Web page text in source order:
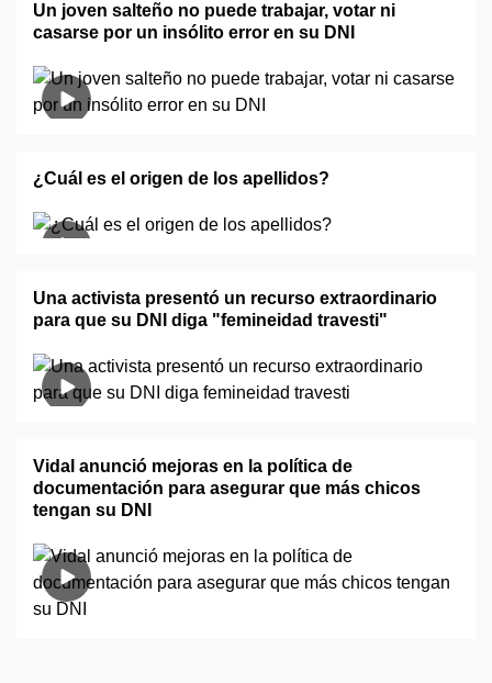
Un joven salteño no puede trabajar, votar ni
casarse por un insólito error en su DNI
¿Cuál es el origen de los apellidos?
Una activista presentó un recurso extraordinario
para que su DNI diga "femineidad travesti"
Vidal anunció mejoras en la política de
documentación para asegurar que más chicos
tengan su DNI